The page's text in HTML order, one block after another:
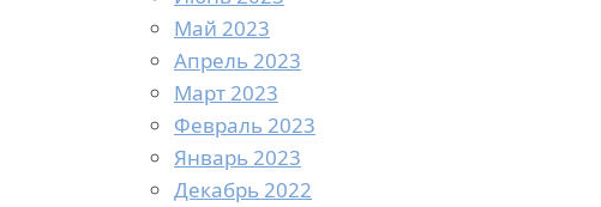
Май 2023
Апрель 2023
Март 2023
Февраль 2023
Январь 2023
Декабрь 2022